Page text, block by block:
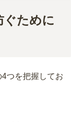
ぐために
つを把握してお